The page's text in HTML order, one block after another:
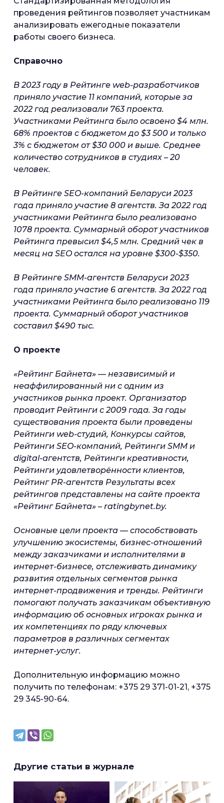
проведения рейтингов позволяет участникам
анализировать ежегодные показатели
работы своего бизнеса.
Справочно
В 2023 году в Рейтинге web-разработчиков
приняло участие 11 компаний, которые за
2022 год реализовали 763 проекта.
Участниками Рейтинга было освоено $4 млн.
68% проектов c бюджетом до $3 500 и только
3% с бюджетом от $30 000 и выше. Среднее
количество сотрудников в студиях – 20
человек.
В Рейтинге SEO-компаний Беларуси 2023
года приняло участие 8 агентств. За 2022 год
участниками Рейтинга было реализовано
1078 проекта. Суммарный оборот участников
Рейтинга превысил $4,5 млн. Средний чек в
месяц на SEO остался на уровне $300-$350.
В Рейтинге SMM-агентств Беларуси 2023
года приняло участие 6 агентств. За 2022 год
участниками Рейтинга было реализовано 119
проекта. Суммарный оборот участников
составил $490 тыс.
О проекте
«Рейтинг Байнета» — независимый и
неаффилированный ни с одним из
участников рынка проект. Организатор
проводит Рейтинги с 2009 года. За годы
существования проекта были проведены
Рейтинги web-студий, Конкурсы сайтов,
Рейтинги SEO-компаний, Рейтинги SMM и
digital-агентств, Рейтинги креативности,
Рейтинги удовлетворённости клиентов,
Рейтинг PR-агентств Результаты всех
рейтингов представлены на сайте проекта
«Рейтинг Байнета» – ratingbynet.by.
Основные цели проекта — способствовать
улучшению экосистемы, бизнес-отношений
между заказчиками и исполнителями в
интернет-бизнесе, отслеживать динамику
развития отдельных сегментов рынка
интернет-продвижения и тренды. Рейтинги
помогают получать заказчикам объективную
информацию об основных игроках рынка и
их компетенциях по ряду ключевых
параметров в различных сегментах
интернет-услуг.
Дополнительную информацию можно
получить по телефонам: +375 29 371-01-21, +375
29 345-90-64.
Другие статьи в журнале